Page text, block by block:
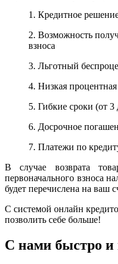
1. Кредитное
2. Возможность
взноса
3. Льготный
4. Низкая процентная
5. Гибкие сроки (от 3
6. Досрочное
7. Платежи по
В случае возврата
первоначального взноса
будет перечислена на ваш
С системой онлайн
позволить себе больше!
С нами быстро и